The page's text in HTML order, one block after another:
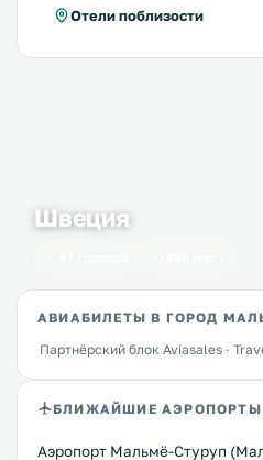
Отели поблизости
Швеция
АВИАБИЛЕТЫ В ГОРОД
Партнёрский блок Aviasales ·
БЛИЖАЙШИЕ АЭРОПОРТЫ
Аэропорт Мальмё-Стуруп